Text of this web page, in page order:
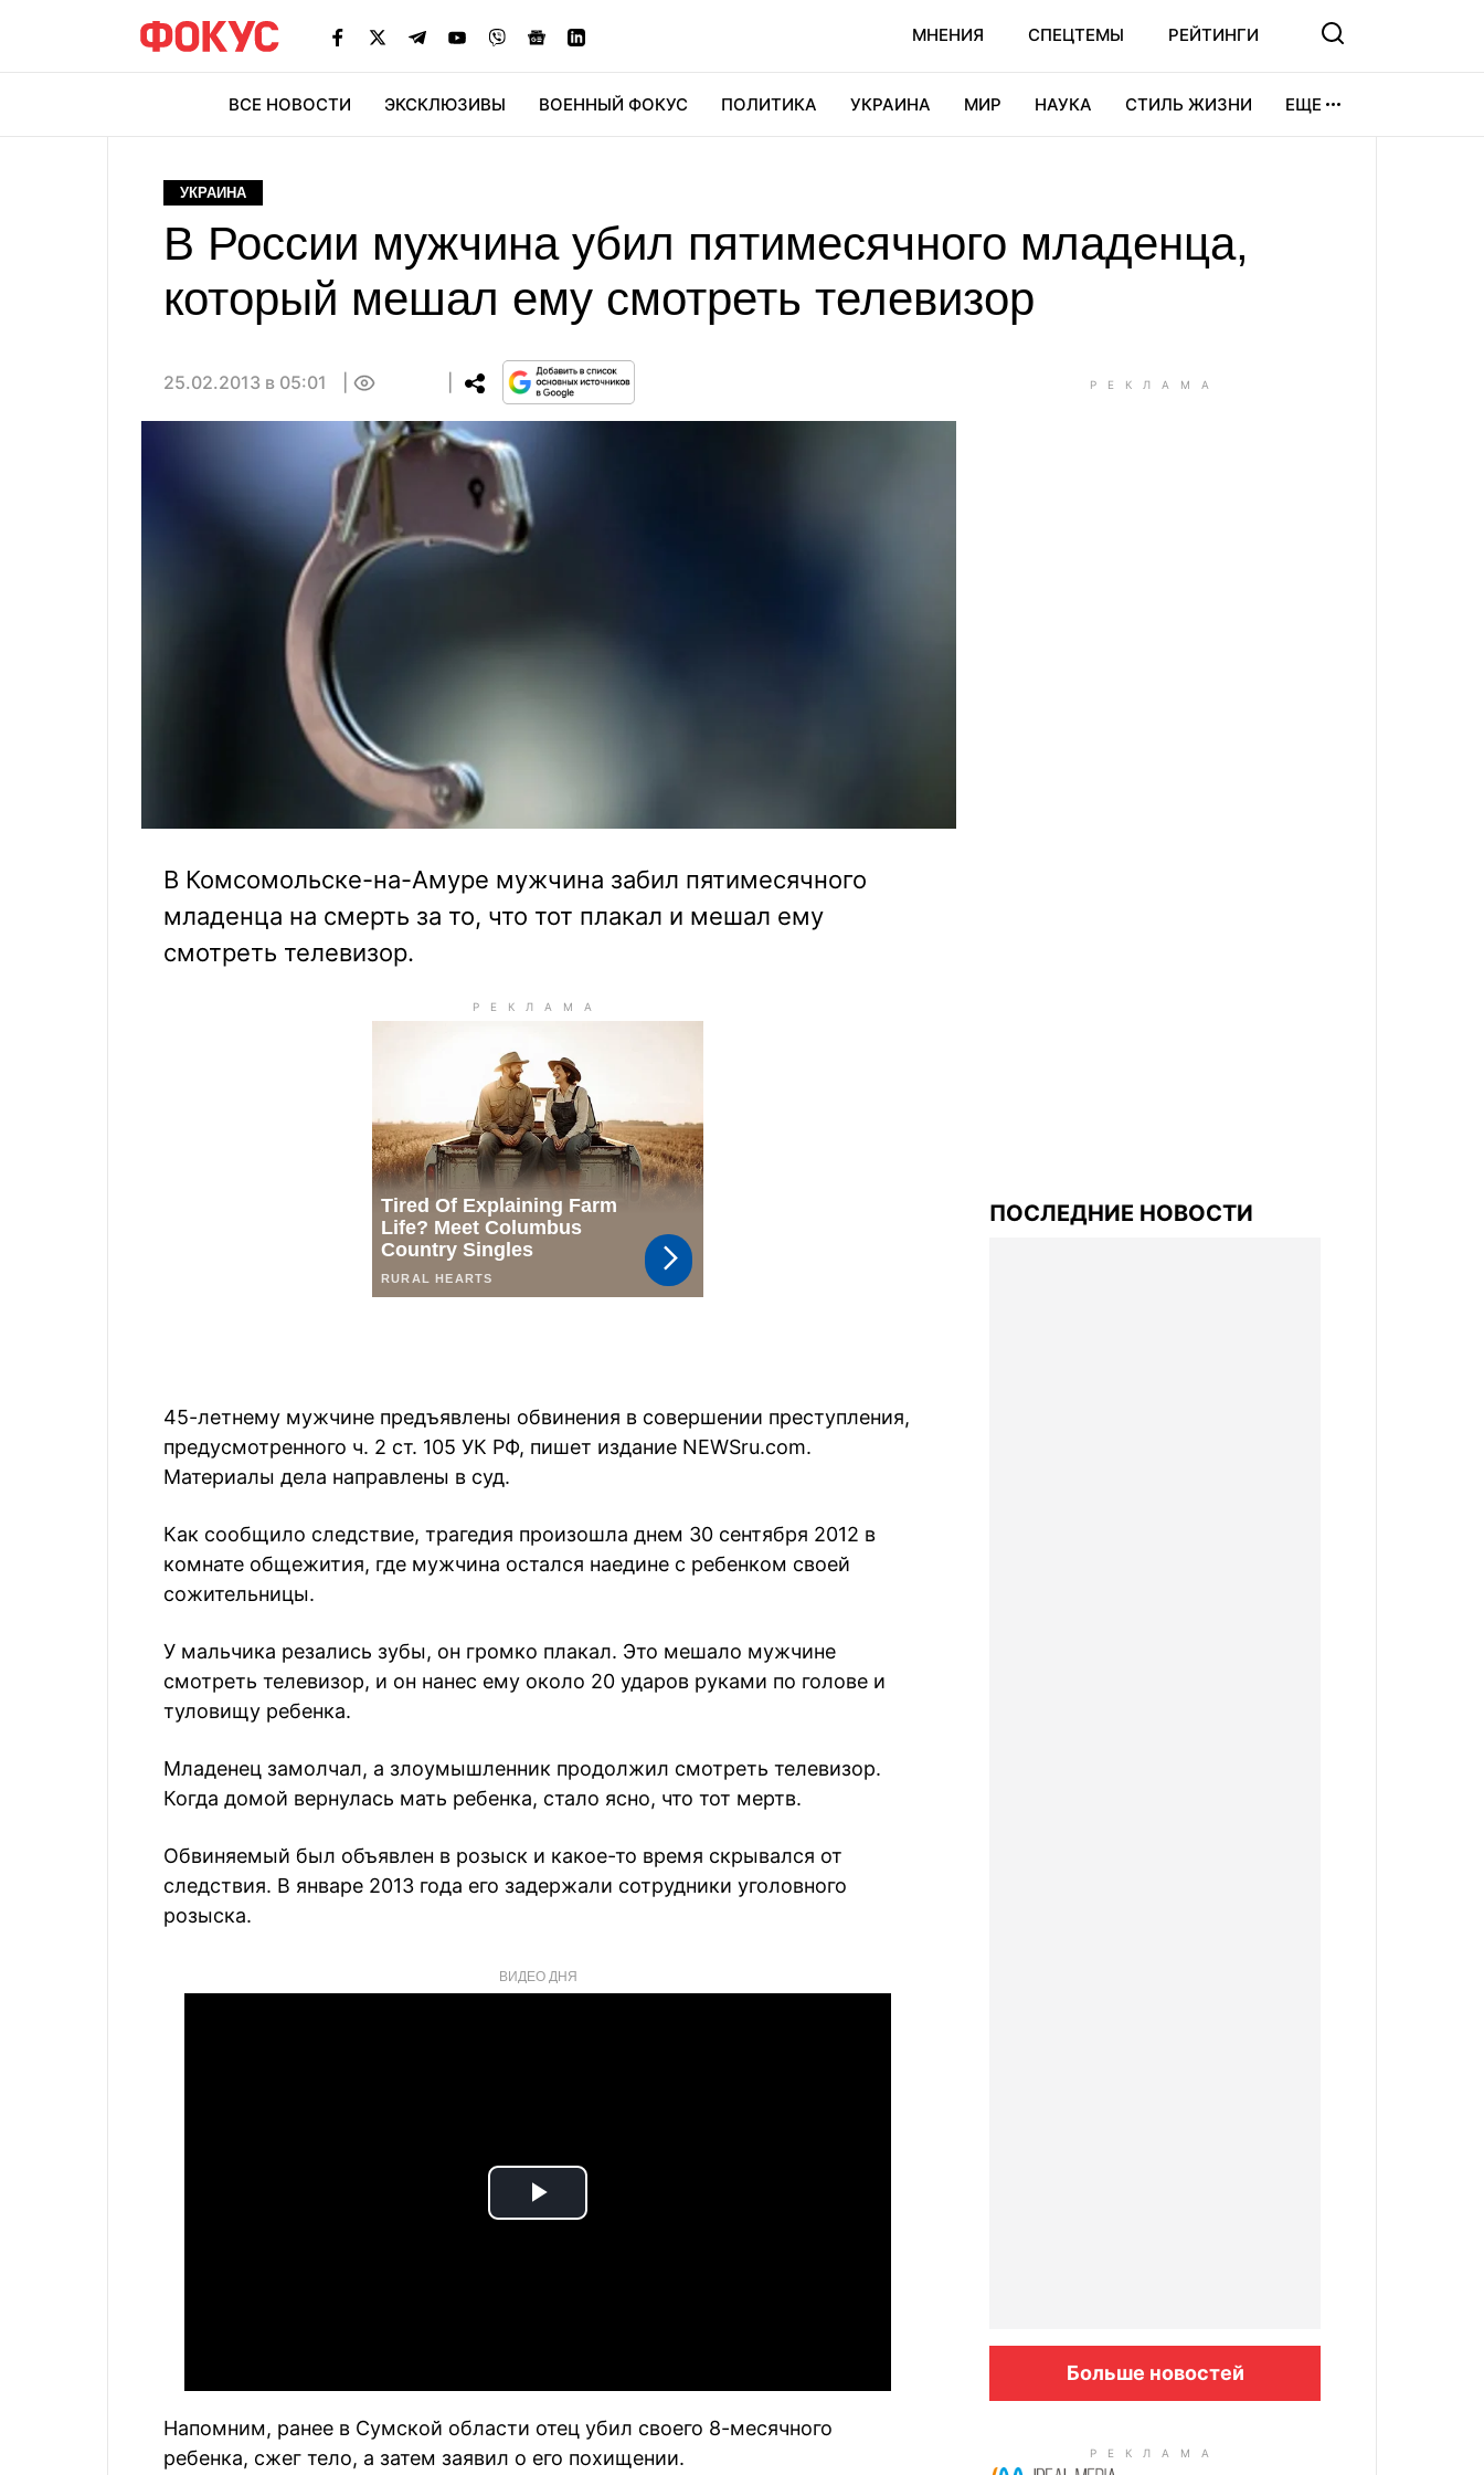
МНЕНИЯ СПЕЦТЕМЫ РЕЙТИНГИ
ВСЕ НОВОСТИ ЭКСКЛЮЗИВЫ ВОЕННЫЙ ФОКУС ПОЛИТИКА УКРАИНА МИР НАУКА СТИЛЬ ЖИЗНИ ЕЩЕ
УКРАИНА
В России мужчина убил пятимесячного младенца,
который мешал ему смотреть телевизор
25.02.2013 в 05:01
В Комсомольске-на-Амуре мужчина забил пятимесячного
младенца на смерть за то, что тот плакал и мешал ему
смотреть телевизор.
45-летнему мужчине предъявлены обвинения в совершении преступления,
предусмотренного ч. 2 ст. 105 УК РФ, пишет издание NEWSru.com.
Материалы дела направлены в суд.
Как сообщило следствие, трагедия произошла днем 30 сентября 2012 в
комнате общежития, где мужчина остался наедине с ребенком своей
сожительницы.
У мальчика резались зубы, он громко плакал. Это мешало мужчине
смотреть телевизор, и он нанес ему около 20 ударов руками по голове и
туловищу ребенка.
Младенец замолчал, а злоумышленник продолжил смотреть телевизор.
Когда домой вернулась мать ребенка, стало ясно, что тот мертв.
Обвиняемый был объявлен в розыск и какое-то время скрывался от
следствия. В январе 2013 года его задержали сотрудники уголовного
розыска.
ВИДЕО ДНЯ
Play
Напомним, ранее в Сумской области отец убил своего 8-месячного
ребенка, сжег тело, а затем заявил о его похищении.
ПОСЛЕДНИЕ НОВОСТИ
Больше новостей